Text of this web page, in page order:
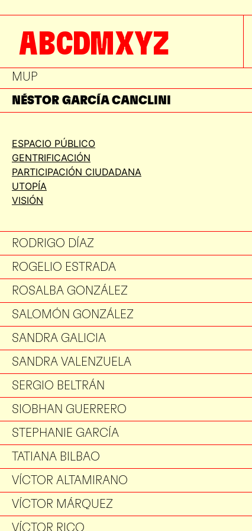
ABCDMXYZ
MAYRA ROMERO
MIQUEL ADRIÀ
MUP
NÉSTOR GARCÍA CANCLINI
ESPACIO PÚBLICO
GENTRIFICACIÓN
PARTICIPACIÓN CIUDADANA
UTOPÍA
VISIÓN
PAULINA CORNEJO
PIPOLA GÓMEZ
RAQUEL MARTÍNEZ
RODRIGO DÍAZ
ROGELIO ESTRADA
ROSALBA GONZÁLEZ
SALOMÓN GONZÁLEZ
SANDRA GALICIA
SANDRA VALENZUELA
SERGIO BELTRÁN
SIOBHAN GUERRERO
STEPHANIE GARCÍA
TATIANA BILBAO
VÍCTOR ALTAMIRANO
VÍCTOR MÁRQUEZ
VÍCTOR RICO